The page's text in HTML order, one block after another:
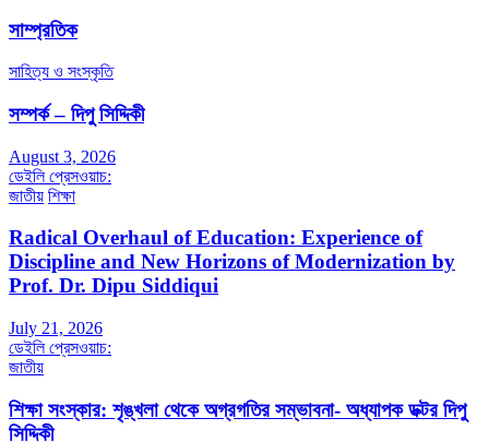
সাম্প্রতিক
সাহিত্য ও সংস্কৃতি
সম্পর্ক – দিপু সিদ্দিকী
August 3, 2026
ডেইলি প্রেসওয়াচ:
জাতীয় শিক্ষা
Radical Overhaul of Education: Experience of
Discipline and New Horizons of Modernization by
Prof. Dr. Dipu Siddiqui
July 21, 2026
ডেইলি প্রেসওয়াচ:
জাতীয়
শিক্ষা সংস্কার: শৃঙ্খলা থেকে অগ্রগতির সম্ভাবনা- অধ্যাপক ডক্টর দিপু
সিদ্দিকী